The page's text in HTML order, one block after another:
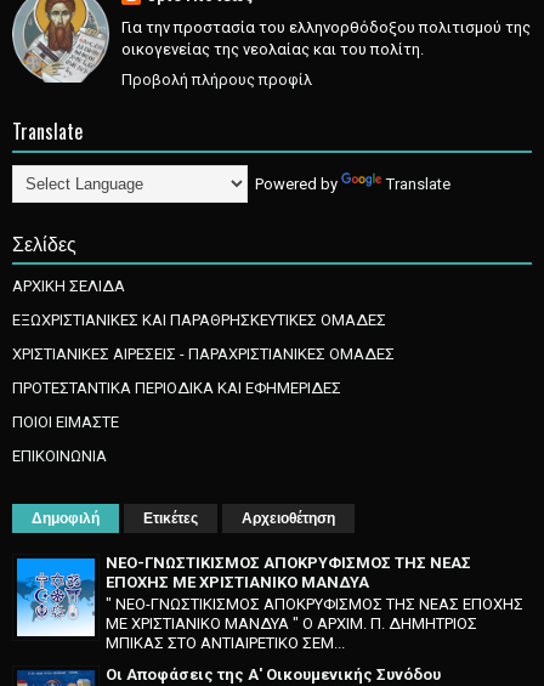
Για την προστασία του ελληνορθόδοξου πολιτισμού της
οικογενείας της νεολαίας και του πολίτη.
Προβολή πλήρους προφίλ
Translate
Powered by Translate
Σελίδες
ΑΡΧΙΚΗ ΣΕΛΙΔΑ
ΕΞΩΧΡΙΣΤΙΑΝΙΚΕΣ ΚΑΙ ΠΑΡΑΘΡΗΣΚΕΥΤΙΚΕΣ ΟΜΑΔΕΣ
ΧΡΙΣΤΙΑΝΙΚΕΣ ΑΙΡΕΣΕΙΣ - ΠΑΡΑΧΡΙΣΤΙΑΝΙΚΕΣ ΟΜΑΔΕΣ
ΠΡΟΤΕΣΤΑΝΤΙΚΑ ΠΕΡΙΟΔΙΚΑ ΚΑΙ ΕΦΗΜΕΡΙΔΕΣ
ΠΟΙΟΙ ΕΙΜΑΣΤΕ
ΕΠΙΚΟΙΝΩΝΙΑ
Δημοφιλή Ετικέτες Αρχειοθέτηση
ΝΕΟ-ΓΝΩΣΤΙΚΙΣΜΟΣ ΑΠΟΚΡΥΦΙΣΜΟΣ ΤΗΣ ΝΕΑΣ
ΕΠΟΧΗΣ ΜΕ ΧΡΙΣΤΙΑΝΙΚΟ ΜΑΝΔΥΑ
" ΝΕΟ-ΓΝΩΣΤΙΚΙΣΜΟΣ ΑΠΟΚΡΥΦΙΣΜΟΣ ΤΗΣ ΝΕΑΣ ΕΠΟΧΗΣ
ΜΕ ΧΡΙΣΤΙΑΝΙΚΟ ΜΑΝΔΥΑ " O APXIM. Π. ΔHMHTPIOΣ
MΠIKAΣ ΣTO ANTIAIPETIKO ΣEM...
Οι Αποφάσεις της Α' Οικουμενικής Συνόδου